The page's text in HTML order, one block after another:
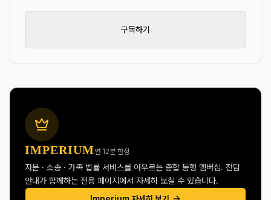
구독하기
IMPERIUM연 12분 한정
자문 · 소송 · 가족 법률 서비스를 아우르는 종합 동행 멤버십. 전담
안내가 함께하는 전용 페이지에서 자세히 보실 수 있습니다.